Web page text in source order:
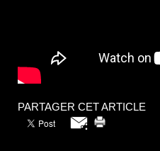
PARTAGER CET ARTICLE